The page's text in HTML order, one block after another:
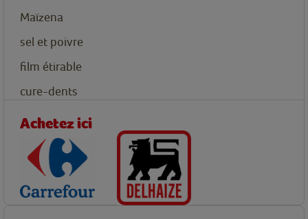
Maïzena
sel et poivre
film étirable
cure-dents
Achetez ici